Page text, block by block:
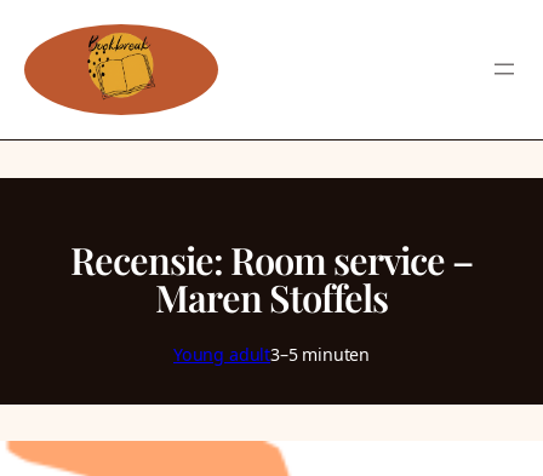
Recensie: Room service –
Maren Stoffels
Young adult3–5 minuten